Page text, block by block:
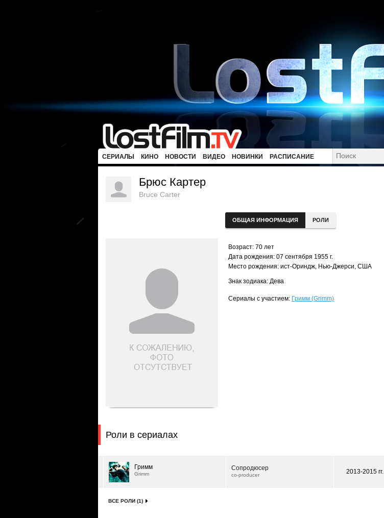
СЕРИАЛЫ КИНО НОВОСТИ ВИДЕО НОВИНКИ РАСПИСАНИЕ
Брюс Картер
Bruce Carter
ОБЩАЯ ИНФОРМАЦИЯ РОЛИ
Возраст: 70 лет
Дата рождения: 07 сентября 1955 г.
Место рождения: ист-Ориндж, Нью-Джерси, США
Знак зодиака: Дева
Сериалы с участием: Гримм (Grimm)
Роли в сериалах
Гримм
Grimm
Сопродюсер
co-producer 2013-2015 гг.
ВСЕ РОЛИ (1)